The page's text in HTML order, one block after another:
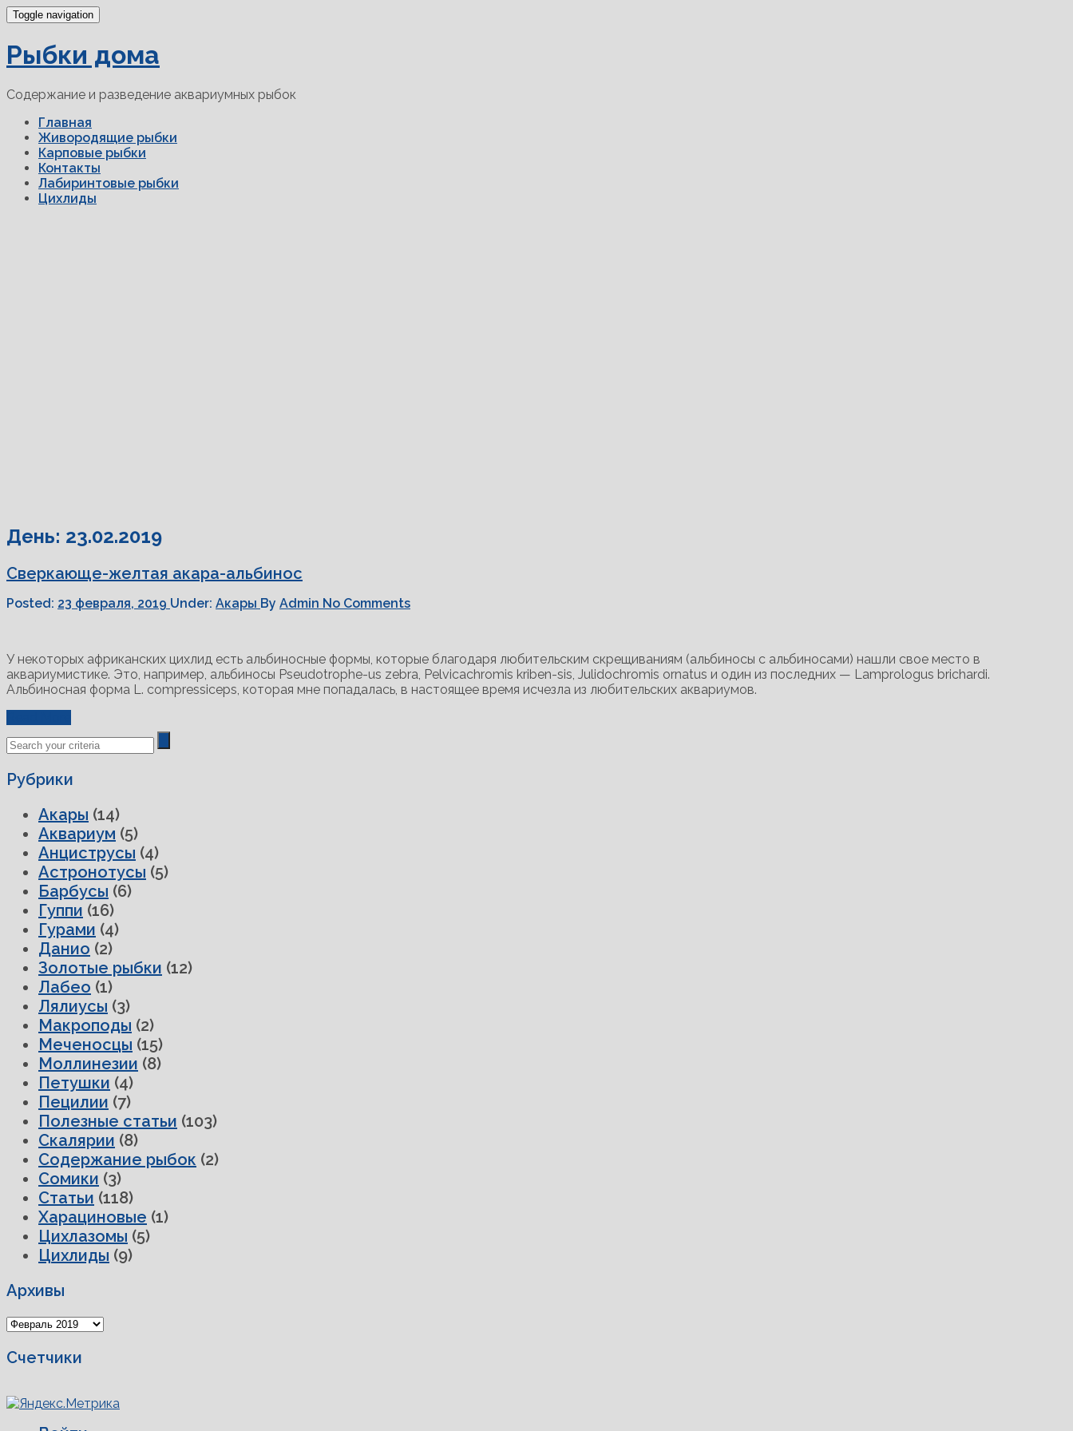
Toggle navigation
Рыбки дома
Содержание и разведение аквариумных рыбок
Главная
Живородящие рыбки
Карповые рыбки
Контакты
Лабиринтовые рыбки
Цихлиды
День: 23.02.2019
Сверкающе-желтая акара-альбинос
Posted: 23 февраля, 2019 Under: Акары By Admin No Comments
У некоторых африканских цихлид есть альбиносные формы, которые благодаря любительским скрещиваниям (альбиносы с альбиносами) нашли свое место в
аквариумистике. Это, например, альбиносы Pseudotrophe-us zebra, Pelvicachromis kriben-sis, Julidochromis ornatus и один из последних — Lamprologus brichardi.
Альбиносная форма L. compressiceps, которая мне попадалась, в настоящее время исчезла из любительских аквариумов.
Рубрики
Акары (14)
Аквариум (5)
Анциструсы (4)
Астронотусы (5)
Барбусы (6)
Гуппи (16)
Гурами (4)
Данио (2)
Золотые рыбки (12)
Лабео (1)
Лялиусы (3)
Макроподы (2)
Меченосцы (15)
Моллинезии (8)
Петушки (4)
Пецилии (7)
Полезные статьи (103)
Скалярии (8)
Содержание рыбок (2)
Сомики (3)
Статьи (118)
Харациновые (1)
Цихлазомы (5)
Цихлиды (9)
Архивы
Архивы
Счетчики